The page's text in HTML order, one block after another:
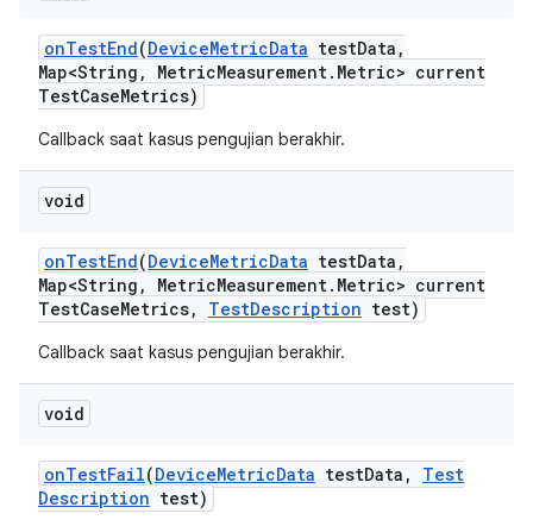
onTestEnd(DeviceMetricData testData ,
Map<String , MetricMeasurement. Metric> current
TestCaseMetrics)
Callback saat kasus pengujian berakhir.
void
onTestEnd(DeviceMetricData testData ,
Map<String , MetricMeasurement. Metric> current
TestCaseMetrics, TestDescription test)
Callback saat kasus pengujian berakhir.
void
onTestFail(DeviceMetricData testData ,
Test
Description test)